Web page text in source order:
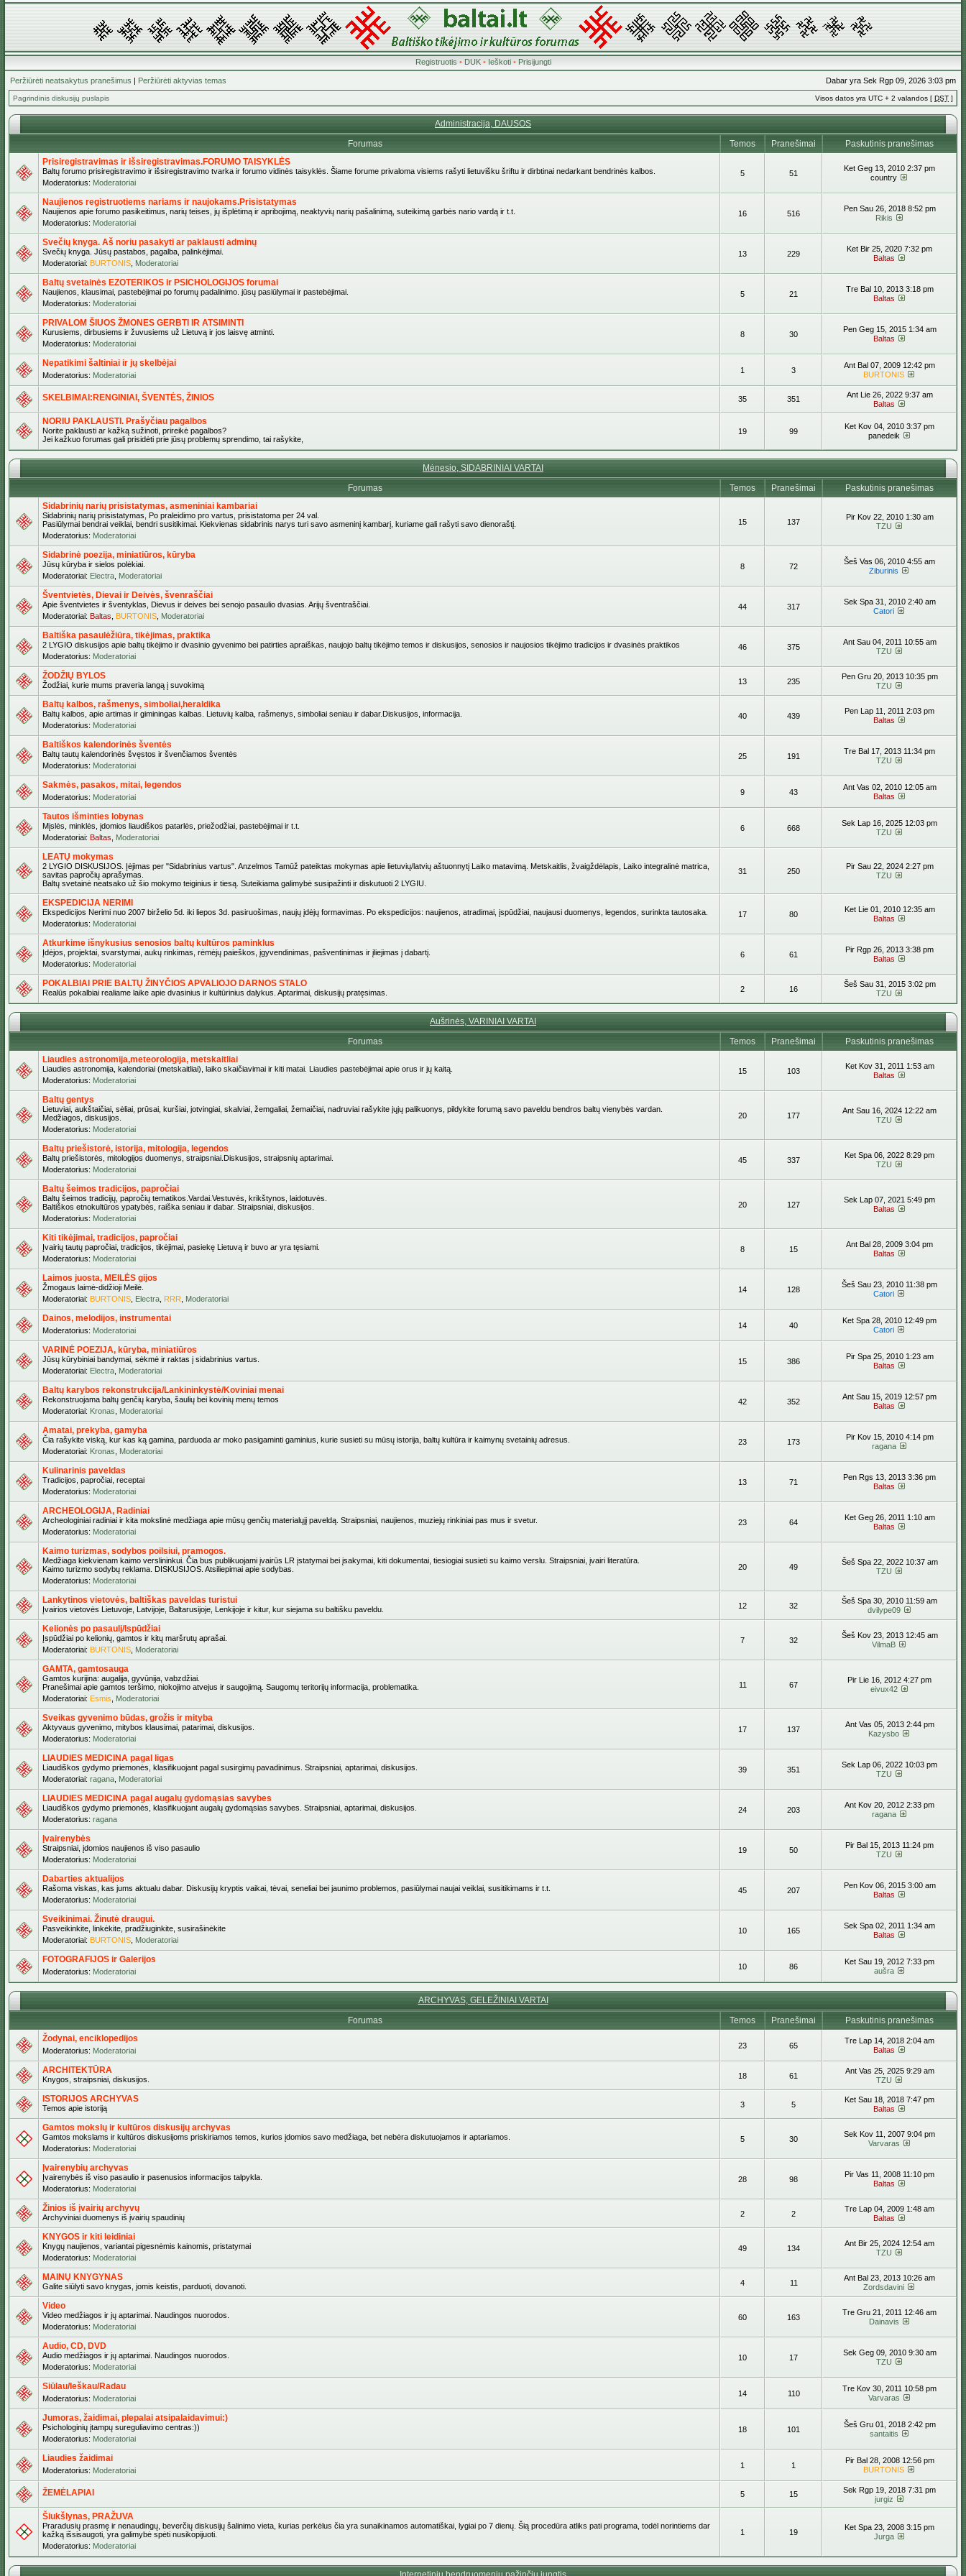
Registruotis • DUK• Ieškoti• Prisijungti
Peržiūrėti neatsakytus pranešimus | Peržiūrėti aktyvias temas Dabar yra Sek Rgp 09, 2026 3:03 pm
Pagrindinis diskusijų puslapis Visos datos yra UTC + 2 valandos [ DST ]
Administracija, DAUSOS
Forumas
Temos Pranešimai
Paskutinis pranešimas
Prisiregistravimas ir išsiregistravimas.FORUMO TAISYKLĖS
Baltų forumo prisiregistravimo ir išsiregistravimo tvarka ir forumo vidinės taisyklės. Šiame forume privaloma visiems rašyti lietuvišku šriftu ir dirbtinai nedarkant bendrinės kalbos.
Moderatorius: Moderatoriai
5 51
Ket Geg 13, 2010 2:37 pm
country
Naujienos registruotiems nariams ir naujokams.Prisistatymas
Naujienos apie forumo pasikeitimus, narių teises, jų išplėtimą ir apribojimą, neaktyvių narių pašalinimą, suteikimą garbės nario vardą ir t.t.
Moderatorius: Moderatoriai
16 516
Pen Sau 26, 2018 8:52 pm
Rikis
Svečių knyga. Aš noriu pasakyti ar paklausti adminų
Svečių knyga. Jūsų pastabos, pagalba, palinkėjimai.
Moderatoriai: BURTONIS Moderatoriai
13 229
Ket Bir 25, 2020 7:32 pm
Baltas
Baltų svetainės EZOTERIKOS ir PSICHOLOGIJOS forumai
Naujienos, klausimai, pastebėjimai po forumų padalinimo. jūsų pasiūlymai ir pastebėjimai.
Moderatorius: Moderatoriai
5 21
Tre Bal 10, 2013 3:18 pm
Baltas
PRIVALOM ŠIUOS ŽMONES GERBTI IR ATSIMINTI
Kurusiems, dirbusiems ir žuvusiems už Lietuvą ir jos laisvę atminti.
Moderatorius: Moderatoriai
8 30
Pen Geg 15, 2015 1:34 am
Baltas
Nepatikimi šaltiniai ir jų skelbėjai
Moderatorius: Moderatoriai
1 3
Ant Bal 07, 2009 12:42 pm
BURTONIS
SKELBIMAI:RENGINIAI, ŠVENTĖS, ŽINIOS 35 351
Ant Lie 26, 2022 9:37 am
Baltas
NORIU PAKLAUSTI. Prašyčiau pagalbos
Norite paklausti ar kažką sužinoti, prireikė pagalbos?
Jei kažkuo forumas gali prisidėti prie jūsų problemų sprendimo, tai rašykite,
19 99
Ket Kov 04, 2010 3:37 pm
panedeik
Mėnesio, SIDABRINIAI VARTAI
Forumas
Temos Pranešimai
Paskutinis pranešimas
Sidabrinių narių prisistatymas, asmeniniai kambariai
Sidabrinių narių prisistatymas, Po praleidimo pro vartus, prisistatoma per 24 val.
Pasiūlymai bendrai veiklai, bendri susitikimai. Kiekvienas sidabrinis narys turi savo asmeninį kambarį, kuriame gali rašyti savo dienoraštį.
Moderatorius: Moderatoriai
15 137
Pir Kov 22, 2010 1:30 am
TZU
Sidabrinė poezija, miniatiūros, kūryba
Jūsų kūryba ir sielos polėkiai.
Moderatoriai: Electra Moderatoriai
8 72
Šeš Vas 06, 2010 4:55 am
Ziburinis
Šventvietės, Dievai ir Deivės, švenraščiai
Apie šventvietes ir šventyklas, Dievus ir deives bei senojo pasaulio dvasias. Arijų šventraščiai.
Moderatoriai: Baltas BURTONIS Moderatoriai
44 317
Sek Spa 31, 2010 2:40 am
Catori
Baltiška pasaulėžiūra, tikėjimas, praktika
2 LYGIO diskusijos apie baltų tikėjimo ir dvasinio gyvenimo bei patirties apraiškas, naujojo baltų tikėjimo temos ir diskusijos, senosios ir naujosios tikėjimo tradicijos ir dvasinės praktikos
Moderatorius: Moderatoriai
46 375
Ant Sau 04, 2011 10:55 am
TZU
ŽODŽIŲ BYLOS
Žodžiai, kurie mums praveria langą į suvokimą 13 235
Pen Gru 20, 2013 10:35 pm
TZU
Baltų kalbos, rašmenys, simboliai,heraldika
Baltų kalbos, apie artimas ir giminingas kalbas. Lietuvių kalba, rašmenys, simboliai seniau ir dabar.Diskusijos, informacija.
Moderatorius: Moderatoriai
40 439
Pen Lap 11, 2011 2:03 pm
Baltas
Baltiškos kalendorinės šventės
Baltų tautų kalendorinės švęstos ir švenčiamos šventės
Moderatorius: Moderatoriai
25 191
Tre Bal 17, 2013 11:34 pm
TZU
Sakmės, pasakos, mitai, legendos
Moderatorius: Moderatoriai
9 43
Ant Vas 02, 2010 12:05 am
Baltas
Tautos išminties lobynas
Mįslės, minklės, įdomios liaudiškos patarlės, priežodžiai, pastebėjimai ir t.t.
Moderatoriai: Baltas Moderatoriai
6 668
Sek Lap 16, 2025 12:03 pm
TZU
LEATŲ mokymas
2 LYGIO DISKUSIJOS. Įėjimas per "Sidabrinius vartus". Anzelmos Tamūž pateiktas mokymas apie lietuvių/latvių aštuonnytį Laiko matavimą. Metskaitlis, žvaigždėlapis, Laiko integralinė matrica,
savitas papročių aprašymas.
Baltų svetainė neatsako už šio mokymo teiginius ir tiesą. Suteikiama galimybė susipažinti ir diskutuoti 2 LYGIU.
31 250
Pir Sau 22, 2024 2:27 pm
TZU
EKSPEDICIJA NERIMI
Ekspedicijos Nerimi nuo 2007 birželio 5d. iki liepos 3d. pasiruošimas, naujų įdėjų formavimas. Po ekspedicijos: naujienos, atradimai, įspūdžiai, naujausi duomenys, legendos, surinkta tautosaka.
Moderatorius: Moderatoriai
17 80
Ket Lie 01, 2010 12:35 am
Baltas
Atkurkime išnykusius senosios baltų kultūros paminklus
Įdėjos, projektai, svarstymai, aukų rinkimas, rėmėjų paieškos, įgyvendinimas, pašventinimas ir įliejimas į dabartį.
Moderatorius: Moderatoriai
6 61
Pir Rgp 26, 2013 3:38 pm
Baltas
POKALBIAI PRIE BALTŲ ŽINYČIOS APVALIOJO DARNOS STALO
Realūs pokalbiai realiame laike apie dvasinius ir kultūrinius dalykus. Aptarimai, diskusijų pratęsimas. 2 16
Šeš Sau 31, 2015 3:02 pm
TZU
Aušrinės, VARINIAI VARTAI
Forumas
Temos Pranešimai
Paskutinis pranešimas
Liaudies astronomija,meteorologija, metskaitliai
Liaudies astronomija, kalendoriai (metskaitliai), laiko skaičiavimai ir kiti matai. Liaudies pastebėjimai apie orus ir jų kaitą.
Moderatorius: Moderatoriai
15 103
Ket Kov 31, 2011 1:53 am
Baltas
Baltų gentys
Lietuviai, aukštaičiai, sėliai, prūsai, kuršiai, jotvingiai, skalviai, žemgaliai, žemaičiai, nadruviai rašykite jųjų palikuonys, pildykite forumą savo paveldu bendros baltų vienybės vardan.
Medžiagos, diskusijos.
Moderatorius: Moderatoriai
20 177
Ant Sau 16, 2024 12:22 am
TZU
Baltų priešistorė, istorija, mitologija, legendos
Baltų priešistorės, mitologijos duomenys, straipsniai.Diskusijos, straipsnių aptarimai.
Moderatorius: Moderatoriai
45 337
Ket Spa 06, 2022 8:29 pm
TZU
Baltų šeimos tradicijos, papročiai
Baltų šeimos tradicijų, papročių tematikos.Vardai.Vestuvės, krikštynos, laidotuvės.
Baltiškos etnokultūros ypatybės, raiška seniau ir dabar. Straipsniai, diskusijos.
Moderatorius: Moderatoriai
20 127
Sek Lap 07, 2021 5:49 pm
Baltas
Kiti tikėjimai, tradicijos, papročiai
Įvairių tautų papročiai, tradicijos, tikėjimai, pasiekę Lietuvą ir buvo ar yra tęsiami.
Moderatorius: Moderatoriai
8 15
Ant Bal 28, 2009 3:04 pm
Baltas
Laimos juosta, MEILĖS gijos
Žmogaus laimė-didžioji Meilė.
Moderatoriai: BURTONIS Electra RRR Moderatoriai
14 128
Šeš Sau 23, 2010 11:38 pm
Catori
Dainos, melodijos, instrumentai
Moderatorius: Moderatoriai
14 40
Ket Spa 28, 2010 12:49 pm
Catori
VARINĖ POEZIJA, kūryba, miniatiūros
Jūsų kūrybiniai bandymai, sėkmė ir raktas į sidabrinius vartus.
Moderatoriai: Electra Moderatoriai
15 386
Pir Spa 25, 2010 1:23 am
Baltas
Baltų karybos rekonstrukcija/Lankininkystė/Koviniai menai
Rekonstruojama baltų genčių karyba, šaulių bei kovinių menų temos
Moderatoriai: Kronas Moderatoriai
42 352
Ant Sau 15, 2019 12:57 pm
Baltas
Amatai, prekyba, gamyba
Čia rašykite viską, kur kas ką gamina, parduoda ar moko pasigaminti gaminius, kurie susieti su mūsų istorija, baltų kultūra ir kaimynų svetainių adresus.
Moderatoriai: Kronas Moderatoriai
23 173
Pir Kov 15, 2010 4:14 pm
ragana
Kulinarinis paveldas
Tradicijos, papročiai, receptai
Moderatorius: Moderatoriai
13 71
Pen Rgs 13, 2013 3:36 pm
Baltas
ARCHEOLOGIJA, Radiniai
Archeologiniai radiniai ir kita mokslinė medžiaga apie mūsų genčių materialųjį paveldą. Straipsniai, naujienos, muziejų rinkiniai pas mus ir svetur.
Moderatorius: Moderatoriai
23 64
Ket Geg 26, 2011 1:10 am
Baltas
Kaimo turizmas, sodybos poilsiui, pramogos.
Medžiaga kiekvienam kaimo verslininkui. Čia bus publikuojami įvairūs LR įstatymai bei įsakymai, kiti dokumentai, tiesiogiai susieti su kaimo verslu. Straipsniai, įvairi literatūra.
Kaimo turizmo sodybų reklama. DISKUSIJOS. Atsiliepimai apie sodybas.
Moderatorius: Moderatoriai
20 49
Šeš Spa 22, 2022 10:37 am
TZU
Lankytinos vietovės, baltiškas paveldas turistui
Įvairios vietovės Lietuvoje, Latvijoje, Baltarusijoje, Lenkijoje ir kitur, kur siejama su baltišku paveldu. 12 32
Šeš Spa 30, 2010 11:59 am
dvilype09
Kelionės po pasaulį/Ispūdžiai
Įspūdžiai po kelionių, gamtos ir kitų maršrutų aprašai.
Moderatoriai: BURTONIS Moderatoriai
7 32
Šeš Kov 23, 2013 12:45 am
VilmaB
GAMTA, gamtosauga
Gamtos kurijina: augalija, gyvūnija, vabzdžiai.
Pranešimai apie gamtos teršimo, niokojimo atvejus ir saugojimą. Saugomų teritorijų informacija, problematika.
Moderatoriai: Esmis Moderatoriai
11 67
Pir Lie 16, 2012 4:27 pm
eivux42
Sveikas gyvenimo būdas, grožis ir mityba
Aktyvaus gyvenimo, mitybos klausimai, patarimai, diskusijos.
Moderatorius: Moderatoriai
17 137
Ant Vas 05, 2013 2:44 pm
Kazysbo
LIAUDIES MEDICINA pagal ligas
Liaudiškos gydymo priemonės, klasifikuojant pagal susirgimų pavadinimus. Straipsniai, aptarimai, diskusijos.
Moderatoriai: ragana Moderatoriai
39 351
Sek Lap 06, 2022 10:03 pm
TZU
LIAUDIES MEDICINA pagal augalų gydomąsias savybes
Liaudiškos gydymo priemonės, klasifikuojant augalų gydomąsias savybes. Straipsniai, aptarimai, diskusijos.
Moderatorius: ragana
24 203
Ant Kov 20, 2012 2:33 pm
ragana
Įvairenybės
Straipsniai, įdomios naujienos iš viso pasaulio
Moderatorius: Moderatoriai
19 50
Pir Bal 15, 2013 11:24 pm
TZU
Dabarties aktualijos
Rašoma viskas, kas jums aktualu dabar. Diskusijų kryptis vaikai, tėvai, seneliai bei jaunimo problemos, pasiūlymai naujai veiklai, susitikimams ir t.t.
Moderatorius: Moderatoriai
45 207
Pen Kov 06, 2015 3:00 am
Baltas
Sveikinimai. Žinutė draugui.
Pasveikinkite, linkėkite, pradžiuginkite, susirašinėkite
Moderatoriai: BURTONIS Moderatoriai
10 165
Sek Spa 02, 2011 1:34 am
Baltas
FOTOGRAFIJOS ir Galerijos
Moderatorius: Moderatoriai
10 86
Ket Sau 19, 2012 7:33 pm
aušra
ARCHYVAS, GELEŽINIAI VARTAI
Forumas
Temos Pranešimai
Paskutinis pranešimas
Žodynai, enciklopedijos
Moderatorius: Moderatoriai
23 65
Tre Lap 14, 2018 2:04 am
Baltas
ARCHITEKTŪRA
Knygos, straipsniai, diskusijos. 18 61
Ant Vas 25, 2025 9:29 am
TZU
ISTORIJOS ARCHYVAS
Temos apie istoriją 3 5
Ket Sau 18, 2018 7:47 pm
Baltas
Gamtos mokslų ir kultūros diskusijų archyvas
Gamtos mokslams ir kultūros diskusijoms priskiriamos temos, kurios įdomios savo medžiaga, bet nebėra diskutuojamos ir aptariamos.
Moderatorius: Moderatoriai
5 30
Sek Kov 11, 2007 9:04 pm
Varvaras
Įvairenybių archyvas
Įvairenybės iš viso pasaulio ir pasenusios informacijos talpykla.
Moderatorius: Moderatoriai
28 98
Pir Vas 11, 2008 11:10 pm
Baltas
Žinios iš įvairių archyvų
Archyviniai duomenys iš įvairių spaudinių 2 2
Tre Lap 04, 2009 1:48 am
Baltas
KNYGOS ir kiti leidiniai
Knygų naujienos, variantai pigesnėmis kainomis, pristatymai
Moderatorius: Moderatoriai
49 134
Ant Bir 25, 2024 12:54 am
TZU
MAINŲ KNYGYNAS
Galite siūlyti savo knygas, jomis keistis, parduoti, dovanoti. 4 11
Ant Bal 23, 2013 10:26 am
Zordsdavini
Video
Video medžiagos ir jų aptarimai. Naudingos nuorodos.
Moderatorius: Moderatoriai
60 163
Tre Gru 21, 2011 12:46 am
Dainavis
Audio, CD, DVD
Audio medžiagos ir jų aptarimai. Naudingos nuorodos.
Moderatorius: Moderatoriai
10 17
Sek Geg 09, 2010 9:30 am
TZU
Siūlau/Ieškau/Radau
Moderatorius: Moderatoriai
14 110
Tre Kov 30, 2011 10:58 pm
Varvaras
Jumoras, žaidimai, plepalai atsipalaidavimui:)
Psichologinių įtampų sureguliavimo centras:))
Moderatorius: Moderatoriai
18 101
Šeš Gru 01, 2018 2:42 pm
santaitis
Liaudies žaidimai
Moderatorius: Moderatoriai
1 1
Pir Bal 28, 2008 12:56 pm
BURTONIS
ŽEMĖLAPIAI 5 15
Sek Rgp 19, 2018 7:31 pm
jurgiz
Šiukšlynas, PRAŽUVA
Praradusių prasmę ir nenaudingų, beverčių diskusijų šalinimo vieta, kurias perkėlus čia yra sunaikinamos automatiškai, lygiai po 7 dienų. Šią procedūra atliks pati programa, todėl norintiems dar
kažką išsisaugoti, yra galimybė spėti nusikopijuoti.
Moderatorius: Moderatoriai
1 19
Ket Spa 23, 2008 3:15 pm
Jurga